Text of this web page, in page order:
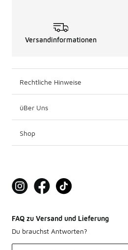
Versandinformationen
Rechtliche Hinweise
üBer Uns
Shop
FAQ zu Versand und Lieferung
Du brauchst Antworten?